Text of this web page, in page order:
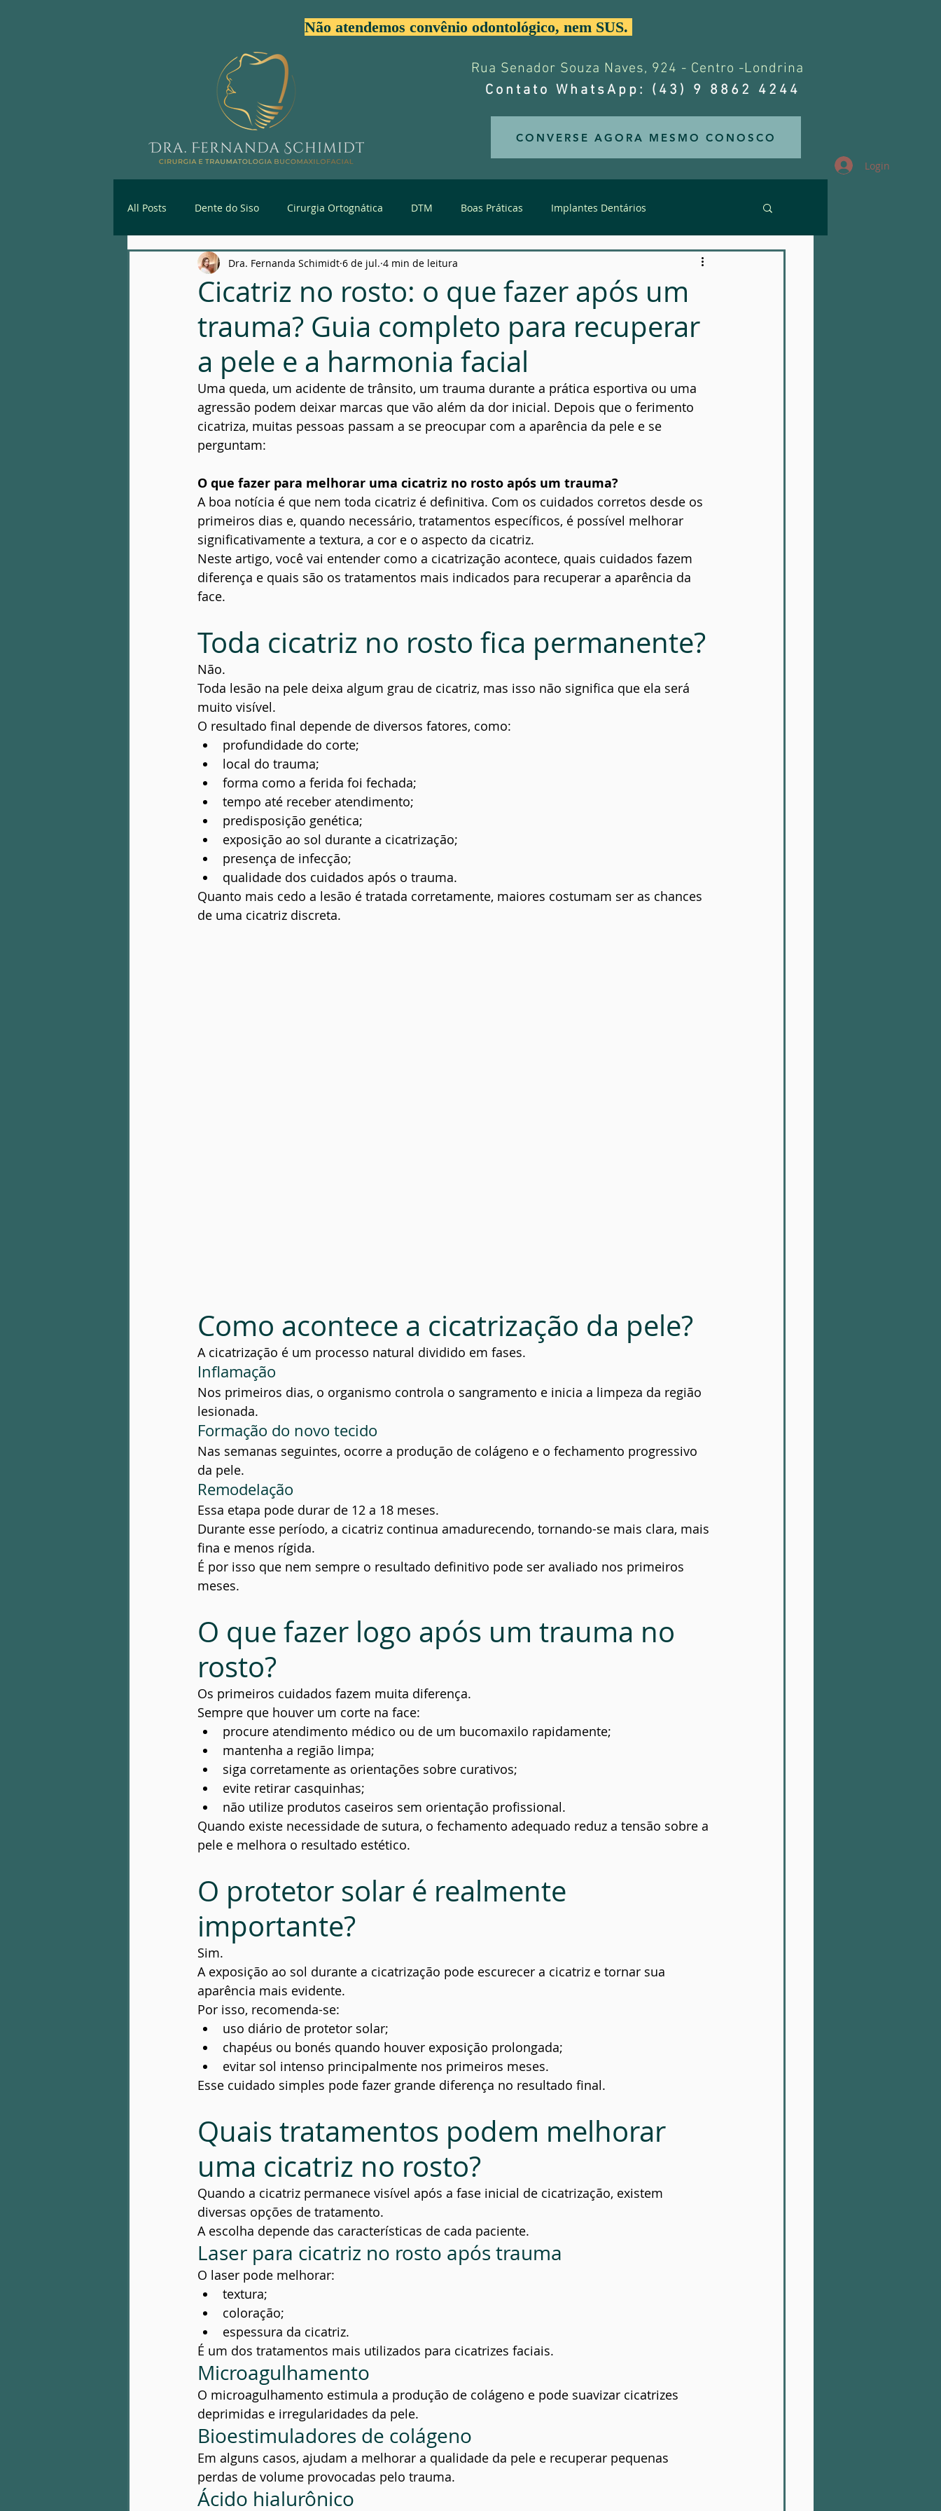
Não atendemos convênio odontológico, nem SUS.
Rua Senador Souza Naves, 924 - Centro -Londrina
Contato WhatsApp: (43) 9 8862 4244
CONVERSE AGORA MESMO CONOSCO
Login
All Posts Dente do Siso Cirurgia Ortognática DTM Boas Práticas Implantes Dentários
Primeira Consulta Especializada Trauma de Face Estética da Face
Patologia óssea Infecção Facial Prevenção
Cicatriz no rosto: o que fazer após um
trauma? Guia completo para recuperar
a pele e a harmonia facial
Dra. Fernanda Schimidt 6 de jul. 4 min de leitura
Uma queda, um acidente de trânsito, um trauma durante a prática esportiva ou uma
agressão podem deixar marcas que vão além da dor inicial. Depois que o ferimento
cicatriza, muitas pessoas passam a se preocupar com a aparência da pele e se
perguntam:
O que fazer para melhorar uma cicatriz no rosto após um trauma?
A boa notícia é que nem toda cicatriz é definitiva. Com os cuidados corretos desde os
primeiros dias e, quando necessário, tratamentos específicos, é possível melhorar
significativamente a textura, a cor e o aspecto da cicatriz.
Neste artigo, você vai entender como a cicatrização acontece, quais cuidados fazem
diferença e quais são os tratamentos mais indicados para recuperar a aparência da
face.
Toda cicatriz no rosto fica permanente?
Não.
Toda lesão na pele deixa algum grau de cicatriz, mas isso não significa que ela será
muito visível.
O resultado final depende de diversos fatores, como:
profundidade do corte;
local do trauma;
forma como a ferida foi fechada;
tempo até receber atendimento;
predisposição genética;
exposição ao sol durante a cicatrização;
presença de infecção;
qualidade dos cuidados após o trauma.
Quanto mais cedo a lesão é tratada corretamente, maiores costumam ser as chances
de uma cicatriz discreta.
Como acontece a cicatrização da pele?
A cicatrização é um processo natural dividido em fases.
Inflamação
Nos primeiros dias, o organismo controla o sangramento e inicia a limpeza da região
lesionada.
Formação do novo tecido
Nas semanas seguintes, ocorre a produção de colágeno e o fechamento progressivo
da pele.
Remodelação
Essa etapa pode durar de 12 a 18 meses.
Durante esse período, a cicatriz continua amadurecendo, tornando-se mais clara, mais
fina e menos rígida.
É por isso que nem sempre o resultado definitivo pode ser avaliado nos primeiros
meses.
O que fazer logo após um trauma no
rosto?
Os primeiros cuidados fazem muita diferença.
Sempre que houver um corte na face:
procure atendimento médico ou de um bucomaxilo rapidamente;
mantenha a região limpa;
siga corretamente as orientações sobre curativos;
evite retirar casquinhas;
não utilize produtos caseiros sem orientação profissional.
Quando existe necessidade de sutura, o fechamento adequado reduz a tensão sobre a
pele e melhora o resultado estético.
O protetor solar é realmente
importante?
Sim.
A exposição ao sol durante a cicatrização pode escurecer a cicatriz e tornar sua
aparência mais evidente.
Por isso, recomenda-se:
uso diário de protetor solar;
chapéus ou bonés quando houver exposição prolongada;
evitar sol intenso principalmente nos primeiros meses.
Esse cuidado simples pode fazer grande diferença no resultado final.
Quais tratamentos podem melhorar
uma cicatriz no rosto?
Quando a cicatriz permanece visível após a fase inicial de cicatrização, existem
diversas opções de tratamento.
A escolha depende das características de cada paciente.
Laser para cicatriz no rosto após trauma
O laser pode melhorar:
textura;
coloração;
espessura da cicatriz.
É um dos tratamentos mais utilizados para cicatrizes faciais.
Microagulhamento
O microagulhamento estimula a produção de colágeno e pode suavizar cicatrizes
deprimidas e irregularidades da pele.
Bioestimuladores de colágeno
Em alguns casos, ajudam a melhorar a qualidade da pele e recuperar pequenas
perdas de volume provocadas pelo trauma.
Ácido hialurônico